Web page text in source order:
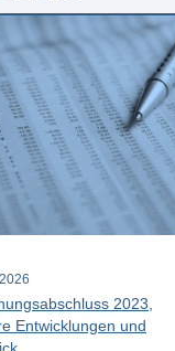
2023,
Entwicklungen und